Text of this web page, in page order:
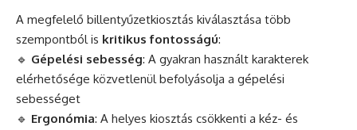
A megfelelő billentyűzetkiosztás kiválasztása több
szempontból is kritikus fontosságú:
🔹 Gépelési sebesség: A gyakran használt karakterek
elérhetősége közvetlenül befolyásolja a gépelési
sebességet
🔹 Ergonómia: A helyes kiosztás csökkenti a kéz- és